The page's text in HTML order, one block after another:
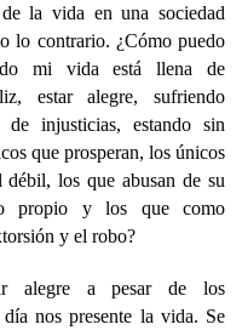
la vida en una sociedad
lo contrario. ¿Cómo puedo
mi vida está llena de
estar alegre, sufriendo
de injusticias, estando sin
que prosperan, los únicos
los que abusan de su
propio y los que como
y el robo?
alegre a pesar de los
nos presente la vida. Se